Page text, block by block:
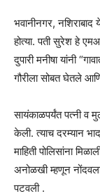
भवानीनगर,
होत्या. पती सुरेश हे
दुपारी मनीषा यांनी
गौरीला सोबत घेतले
सायंकाळपर्यंत पत्नी व
केली. त्याच दरम्यान
माहिती पोलिसांना
अनोळखी म्हणून
पटवली .